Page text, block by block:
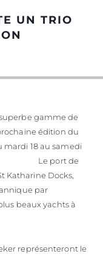
UN TRIO
gamme de
édition du
mardi 18 au samedi
port de
Katharine Docks,
par
beaux yachts à
monde.
représenteront le